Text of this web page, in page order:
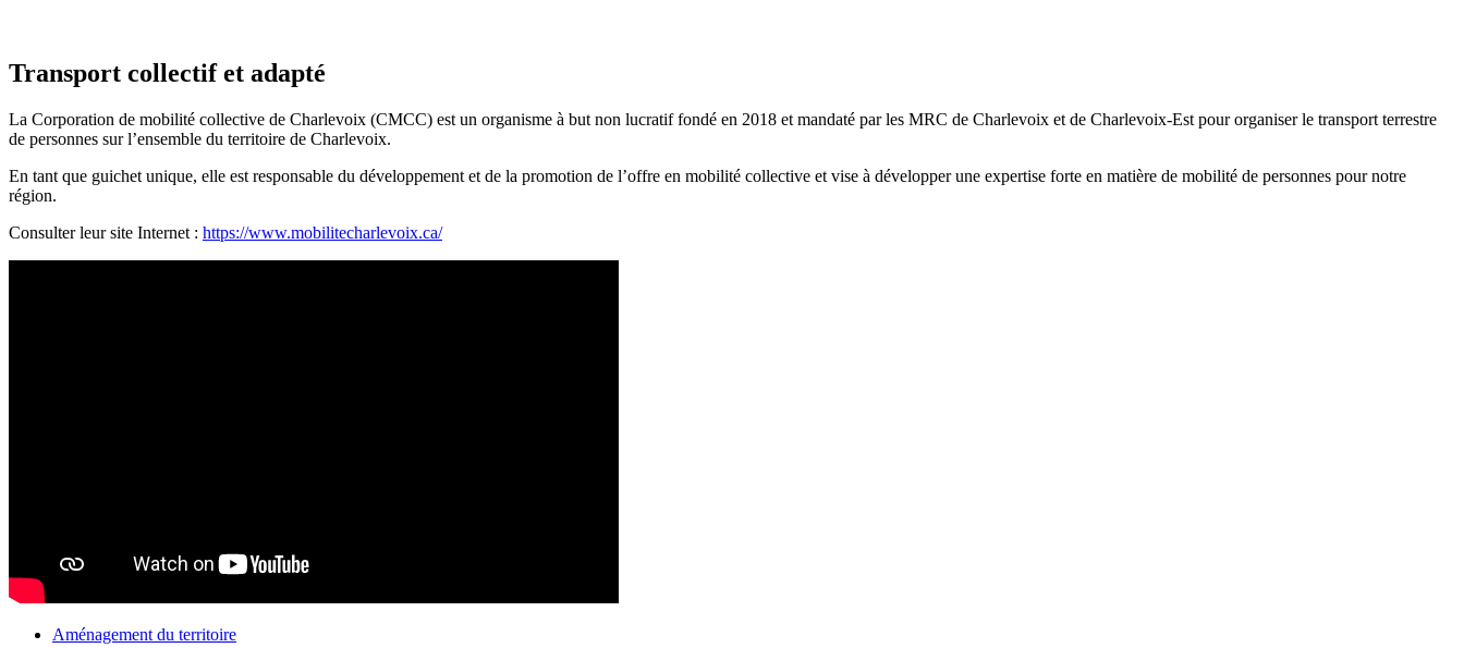
Transport collectif et adapté
La Corporation de mobilité collective de Charlevoix (CMCC) est un organisme à but non lucratif fondé en 2018 et mandaté par les MRC de Charlevoix et de Charlevoix-Est pour organiser le transport terrestre
de personnes sur l’ensemble du territoire de Charlevoix.
En tant que guichet unique, elle est responsable du développement et de la promotion de l’offre en mobilité collective et vise à développer une expertise forte en matière de mobilité de personnes pour notre
région.
Consulter leur site Internet : https://www.mobilitecharlevoix.ca/
Aménagement du territoire